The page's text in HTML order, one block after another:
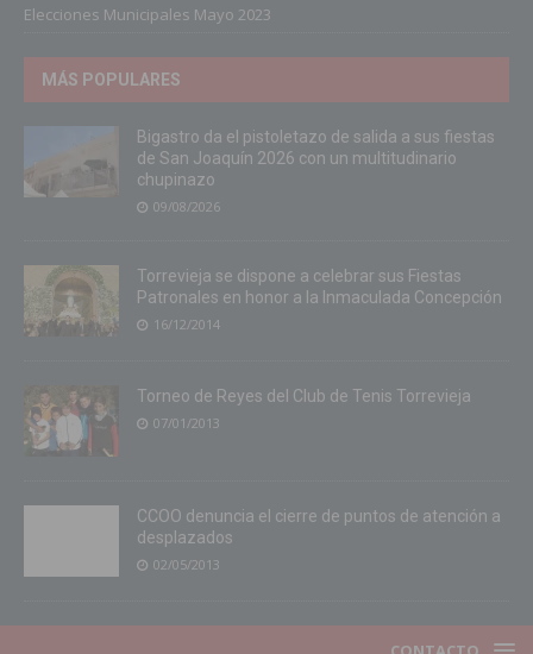
Elecciones Municipales Mayo 2023
MÁS POPULARES
Bigastro da el pistoletazo de salida a sus fiestas
de San Joaquín 2026 con un multitudinario
chupinazo
09/08/2026
Torrevieja se dispone a celebrar sus Fiestas
Patronales en honor a la Inmaculada Concepción
16/12/2014
Torneo de Reyes del Club de Tenis Torrevieja
07/01/2013
CCOO denuncia el cierre de puntos de atención a
desplazados
02/05/2013